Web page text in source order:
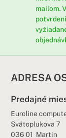
mailom.
ADRESA
Predajné
Euroline
Svätoplukova 7
036 01 Martin